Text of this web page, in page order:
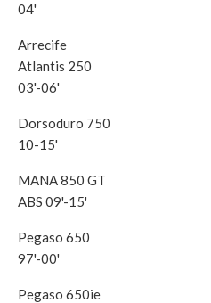
04'
Arrecife
Atlantis 250
03'-06'
Dorsoduro 750
10-15'
MANA 850 GT
ABS 09'-15'
Pegaso 650
97'-00'
Pegaso 650ie